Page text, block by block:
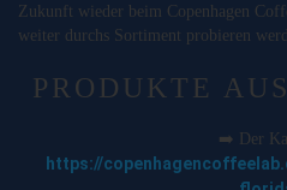
Zukunft wieder beim Copenhagen
weiter durchs Sortiment probieren
PRODUKTE
➡️ Der
https://